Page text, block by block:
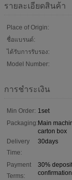
รายละเอียดสินค้า
Place of Origin:
ชื่อแบรนด์:
ได้รับการรับรอง:
Model Number:
การชำระเงิน
Min Order: 1set
Packaging:Main
carton box
Delivery
Time:
30days
Payment
Terms:
30%